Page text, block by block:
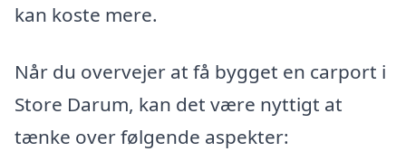
kan koste mere.
Når du overvejer at få bygget en carport i
Store Darum, kan det være nyttigt at
tænke over følgende aspekter: